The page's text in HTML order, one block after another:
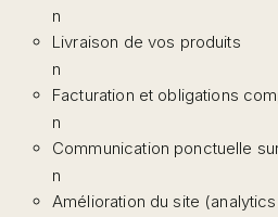
n
Livraison de vos produits
n
Facturation et obligations
n
Communication ponctuelle
n
Amélioration du site